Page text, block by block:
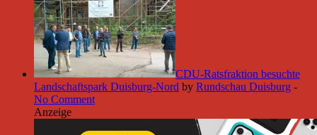
CDU-Ratsfraktion besuchte
Landschaftspark Duisburg-Nord by Rundschau Duisburg -
No Comment
Anzeige